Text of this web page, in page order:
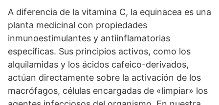
A diferencia de la vitamina C, la equinacea es una
planta medicinal con propiedades
inmunoestimulantes y antiinflamatorias
específicas. Sus principios activos, como los
alquilamidas y los ácidos cafeico-derivados,
actúan directamente sobre la activación de los
macrófagos, células encargadas de «limpiar» los